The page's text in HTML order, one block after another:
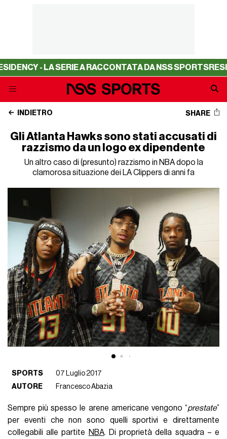
- LA SERIE A RACCONTATA DA NSS SPORTS
INDIETRO SHARE
Gli Atlanta Hawks sono stati accusati di
razzismo da un logo ex dipendente
Un altro caso di (presunto) razzismo in NBA dopo la
clamorosa situazione dei LA Clippers di anni fa
SPORTS
07 Luglio 2017
AUTORE
Francesco Abazia
Sempre più spesso le arene americane vengono “prestate”
per eventi che non sono quelli sportivi e direttamente
collegabili alle partite
NBA. Di proprietà della squadra – e